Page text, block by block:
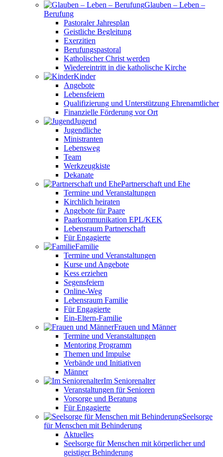
Glauben – Leben –
Berufung
Pastoraler Jahresplan
Geistliche Begleitung
Exerzitien
Berufungspastoral
Katholischer Christ werden
Wiedereintritt in die katholische Kirche
Kinder
Angebote
Lebensfeiern
Qualifizierung und Unterstützung Ehrenamtlicher
Finanzielle Förderung vor Ort
Jugend
Jugendliche
Ministranten
Lebensweg
Team
Werkzeugkiste
Dekanate
Partnerschaft und Ehe
Termine und Veranstaltungen
Kirchlich heiraten
Angebote für Paare
Paarkommunikation EPL/KEK
Lebensraum Partnerschaft
Für Engagierte
Familie
Termine und Veranstaltungen
Kurse und Angebote
Kess erziehen
Segensfeiern
Online-Weg
Lebensraum Familie
Für Engagierte
Ein-Eltern-Familie
Frauen und Männer
Termine und Veranstaltungen
Mentoring Programm
Themen und Impulse
Verbände und Initiativen
Männer
Im Seniorenalter
Veranstaltungen für Senioren
Vorsorge und Beratung
Für Engagierte
Seelsorge
für Menschen mit Behinderung
Aktuelles
Seelsorge für Menschen mit körperlicher und
geistiger Behinderung